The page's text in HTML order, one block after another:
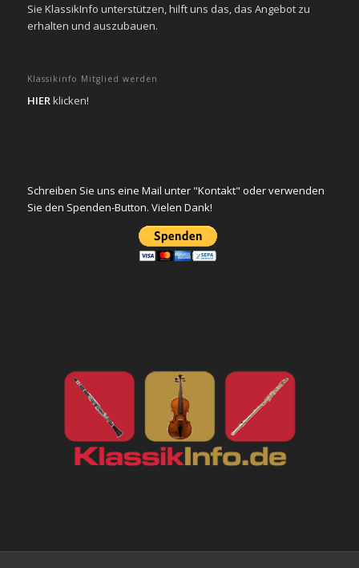
Sie KlassikInfo unterstützen, hilft uns das, das Angebot zu
erhalten und auszubauen.
Klassikinfo Mitglied werden
HIERklicken!
Schreiben Sie uns eine Mail unter "Kontakt" oder verwenden
Sie den Spenden-Button. Vielen Dank!